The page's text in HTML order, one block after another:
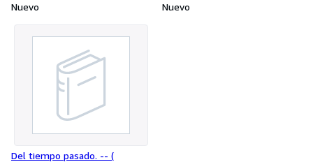
religiosas de los aborígenes
Nuevo
América Latina. -- ( Obras
Nuevo
Del tiempo pasado. -- (